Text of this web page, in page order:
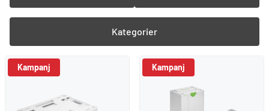
Kategorier
Kampanj Kampanj